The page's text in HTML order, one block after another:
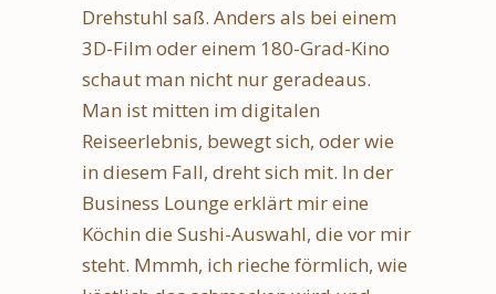
Drehstuhl saß. Anders als bei einem
3D-Film oder einem 180-Grad-Kino
schaut man nicht nur geradeaus.
Man ist mitten im digitalen
Reiseerlebnis, bewegt sich, oder wie
in diesem Fall, dreht sich mit. In der
Business Lounge erklärt mir eine
Köchin die Sushi-Auswahl, die vor mir
steht. Mmmh, ich rieche förmlich, wie